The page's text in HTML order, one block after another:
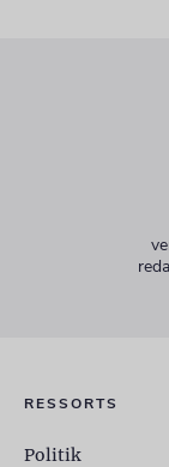
RESSORTS
Politik